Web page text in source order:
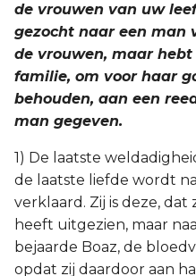
de vrouwen van uw
gezocht naar een man
de vrouwen, maar
familie, om voor haar
behouden, aan een
man gegeven.
1) De laatste
de laatste liefde wordt
verklaard. Zij is deze,
heeft uitgezien, maar
bejaarde Boaz, de
opdat zij daardoor aan